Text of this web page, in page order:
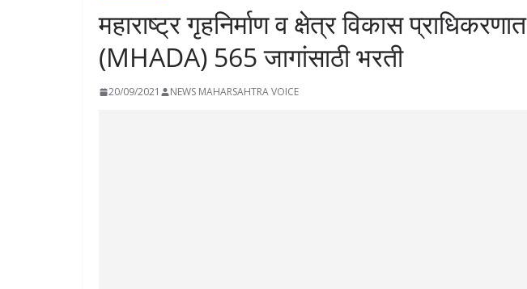
महाराष्ट्र गृहनिर्माण व क्षेत्र विकास प्राधिकरणात
(MHADA) 565 जागांसाठी भरती
20/09/2021 NEWS MAHARSAHTRA VOICE